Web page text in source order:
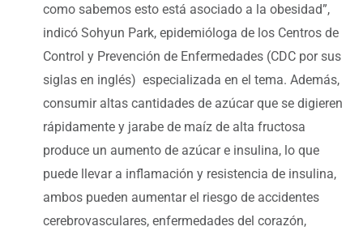
como sabemos esto está asociado a la obesidad”,
indicó Sohyun Park, epidemióloga de los Centros de
Control y Prevención de Enfermedades (CDC por sus
siglas en inglés) especializada en el tema. Además,
consumir altas cantidades de azúcar que se digieren
rápidamente y jarabe de maíz de alta fructosa
produce un aumento de azúcar e insulina, lo que
puede llevar a inflamación y resistencia de insulina,
ambos pueden aumentar el riesgo de accidentes
cerebrovasculares, enfermedades del corazón,